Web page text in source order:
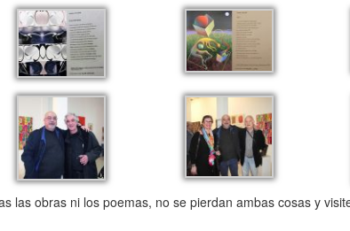
las obras ni los poemas, no se pierdan ambas cosas y